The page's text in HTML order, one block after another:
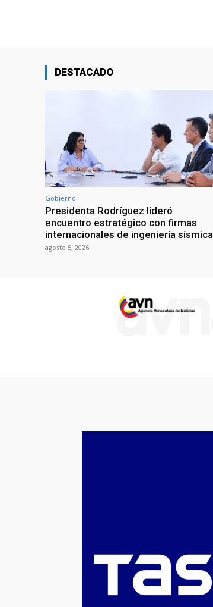
DESTACADO
Gobierno
Presidenta Rodríguez lideró
encuentro estratégico con firmas
internacionales de ingeniería sísmica
agosto 5, 2026